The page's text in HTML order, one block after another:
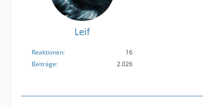
Leif
Reaktionen
16
Beiträge
2.026